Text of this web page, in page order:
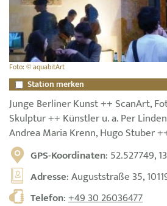
Foto: © aquabitArt
Station merken
Junge Berliner Kunst ++ ScanArt,
Skulptur ++ Künstler u. a. Per
Andrea Maria Krenn, Hugo Stuber
GPS-Koordinaten: 52.527749,
Adresse: Auguststraße 35,
Telefon:+49 30 26036477